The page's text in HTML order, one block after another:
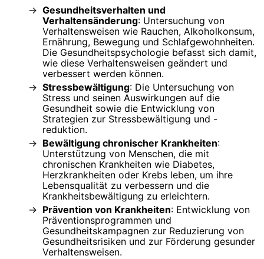
Gesundheitsverhalten und
Verhaltensänderung: Untersuchung von
Verhaltensweisen wie Rauchen, Alkoholkonsum,
Ernährung, Bewegung und Schlafgewohnheiten.
Die Gesundheitspsychologie befasst sich damit,
wie diese Verhaltensweisen geändert und
verbessert werden können.
Stressbewältigung: Die Untersuchung von
Stress und seinen Auswirkungen auf die
Gesundheit sowie die Entwicklung von
Strategien zur Stressbewältigung und -
reduktion.
Bewältigung chronischer Krankheiten:
Unterstützung von Menschen, die mit
chronischen Krankheiten wie Diabetes,
Herzkrankheiten oder Krebs leben, um ihre
Lebensqualität zu verbessern und die
Krankheitsbewältigung zu erleichtern.
Prävention von Krankheiten: Entwicklung von
Präventionsprogrammen und
Gesundheitskampagnen zur Reduzierung von
Gesundheitsrisiken und zur Förderung gesunder
Verhaltensweisen.